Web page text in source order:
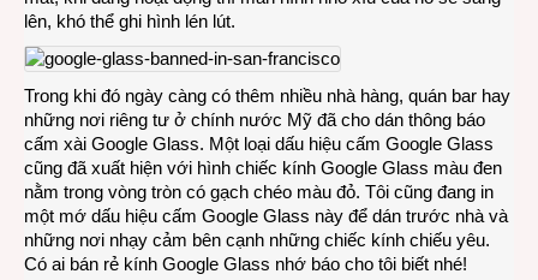
lên, khó thể ghi hình lén lút.
Trong khi đó ngày càng có thêm nhiều nhà hàng, quán bar hay
những nơi riêng tư ở chính nước Mỹ đã cho dán thông báo
cấm xài Google Glass. Một loại dấu hiệu cấm Google Glass
cũng đã xuất hiện với hình chiếc kính Google Glass màu đen
nằm trong vòng tròn có gạch chéo màu đỏ. Tôi cũng đang in
một mớ dấu hiệu cấm Google Glass này để dán trước nhà và
những nơi nhạy cảm bên cạnh những chiếc kính chiếu yêu.
Có ai bán rẻ kính Google Glass nhớ báo cho tôi biết nhé!